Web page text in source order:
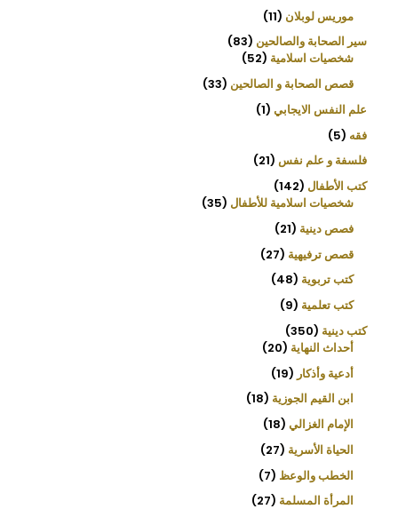
موريس لوبلان 11
سير الصحابة والصالحين 83
شخصيات اسلامية 52
قصص الصحابة و الصالحين 33
علم النفس الايجابي 1
فقه 5
فلسفة و علم نفس 21
كتب الأطفال 142
شخصيات اسلامية للأطفال 35
فصص دينية 21
قصص ترفيهية 27
كتب تربوية 48
كتب تعلمية 9
كتب دينية 350
أحداث النهاية 20
أدعية وأذكار
19
ابن القيم الجوزية 18
الإمام الغزالي 18
الحياة الأسرية 27
الخطب والوعظ 7
المرأة المسلمة 27